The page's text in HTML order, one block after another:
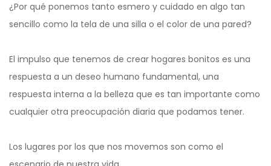
¿Por qué ponemos tanto esmero y cuidado en algo tan
sencillo como la tela de una silla o el color de una pared?
El impulso que tenemos de crear hogares bonitos es una
respuesta a un deseo humano fundamental, una
respuesta interna a la belleza que es tan importante como
cualquier otra preocupación diaria que podamos tener.
Los lugares por los que nos movemos son como el